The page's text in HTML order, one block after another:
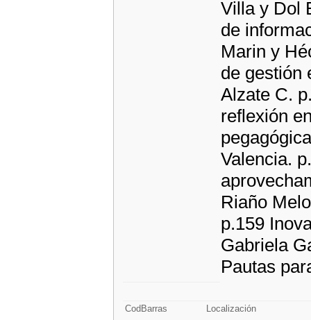
Villa y Dol
de
Marin y
de gestión
Alzate C.
reflexión
Valencia.
Riaño
p.159
Gabriela
Pautas
CodBarras Localización